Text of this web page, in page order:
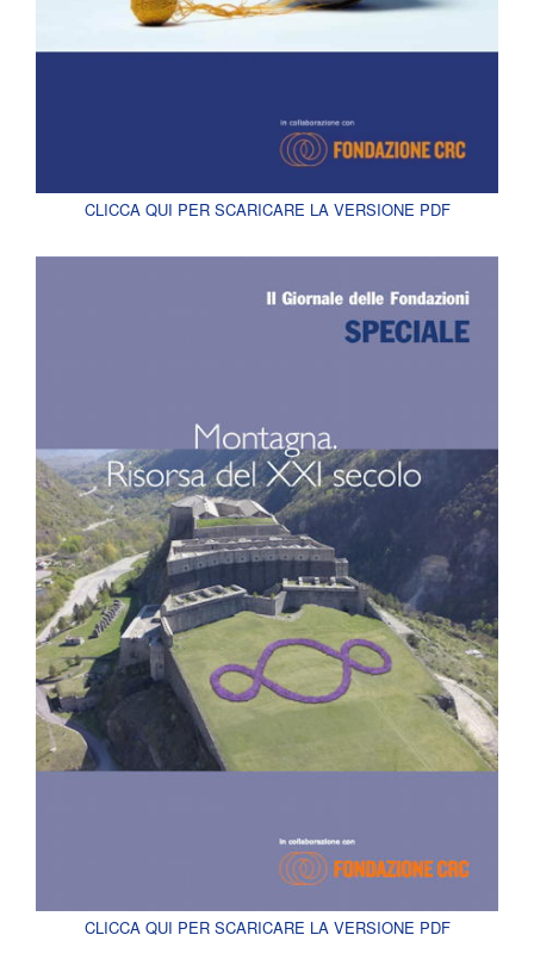
CLICCA QUI PER SCARICARE LA VERSIONE PDF
CLICCA QUI PER SCARICARE LA VERSIONE PDF